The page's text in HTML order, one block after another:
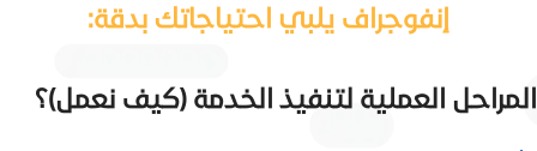
إنفوجراف يلبي احتياجاتك بدقة:
المراحل العملية لتنفيذ الخدمة (كيف نعمل)؟